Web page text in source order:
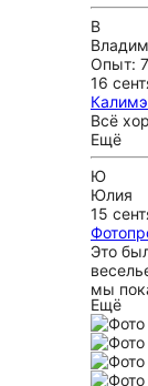
В
Опыт:
16
Всё
Ещё
Ю
Юлия
15
Это
мы
общем,
Ещё